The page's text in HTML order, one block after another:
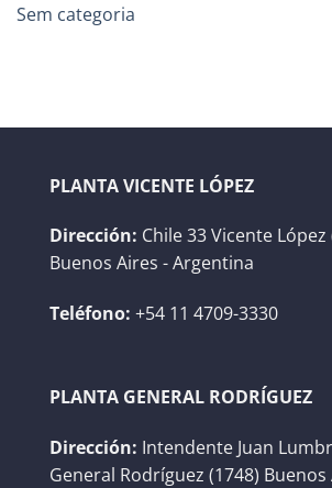
Sem categoria
PLANTA VICENTE LÓPEZ
Dirección: Chile 33 Vicente López
Buenos Aires - Argentina
Teléfono: +54 11 4709-3330
PLANTA GENERAL RODRÍGUEZ
Dirección: Intendente Juan
General Rodríguez (1748) Buenos